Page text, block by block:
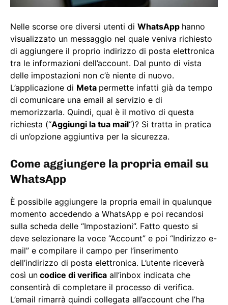
Nelle scorse ore diversi utenti di WhatsApp hanno
visualizzato un messaggio nel quale veniva richiesto
di aggiungere il proprio indirizzo di posta elettronica
tra le informazioni dell’account. Dal punto di vista
delle impostazioni non c’è niente di nuovo.
L’applicazione di Meta permette infatti già da tempo
di comunicare una email al servizio e di
memorizzarla. Quindi, qual è il motivo di questa
richiesta (“Aggiungi la tua mail“)? Si tratta in pratica
di un’opzione aggiuntiva per la sicurezza.
Come aggiungere la propria email su
WhatsApp
È possibile aggiungere la propria email in qualunque
momento accedendo a WhatsApp e poi recandosi
sulla scheda delle “Impostazioni”. Fatto questo si
deve selezionare la voce “Account” e poi “Indirizzo e-
mail” e compilare il campo per l’inserimento
dell’indirizzo di posta elettronica. L’utente riceverà
così un codice di verifica all’inbox indicata che
consentirà di completare il processo di verifica.
L’email rimarrà quindi collegata all’account che l’ha